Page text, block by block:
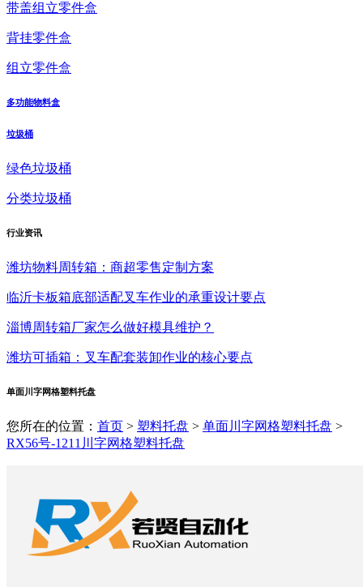
带盖组立零件盒
背挂零件盒
组立零件盒
多功能物料盒
垃圾桶
绿色垃圾桶
分类垃圾桶
行业资讯
潍坊物料周转箱：商超零售定制方案
临沂卡板箱底部适配叉车作业的承重设计要点
淄博周转箱厂家怎么做好模具维护？
潍坊可插箱：叉车配套装卸作业的核心要点
单面川字网格塑料托盘
您所在的位置： 首页 > 塑料托盘 > 单面川字网格塑料托盘 >
RX56号-1211川字网格塑料托盘